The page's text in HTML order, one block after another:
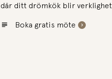
där ditt drömkök blir verklighet.
Boka gratis möte